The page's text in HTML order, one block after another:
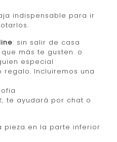
indispensable para ir
: sin salir de casa
más te gusten. o
especial
Incluiremos una
te ayudará por chat o
pieza en la parte inferior